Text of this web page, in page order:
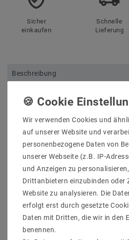
Sicher
einkaufen
Schnelle
Lieferung
Beschreibung
DEEP Pendelleuchte, mattgold,
austauschbar, Lichtaustritt
Hersteller: Helestra
Artikle Nr: 16/2110.09
Lichtfarb: 2700K
Werkstoff_Abdeckung: Glas
EEK: F
Wir verwenden Cookies und
auf unserer Website und
personenbezogene Daten von
unserer Webseite (z.B. IP-
und Anzeigen zu
Drittanbietern einzubinden oder
Website zu analysieren. Die
erfolgt erst durch gesetzte
Daten mit Dritten, die wir in den
benennen.